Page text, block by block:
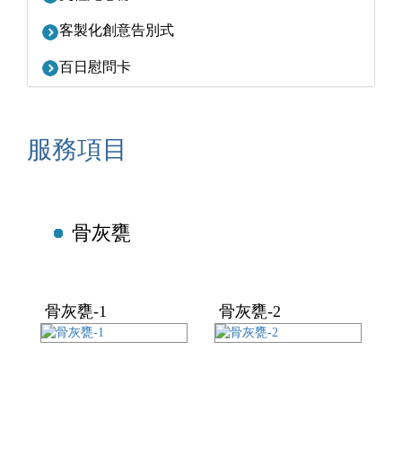
客製化創意告別式
百日慰問卡
服務項目
骨灰甕
骨灰甕-1 骨灰甕-2